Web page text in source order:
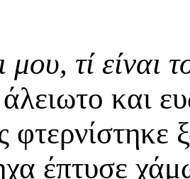
μου, τί είναι
άλειωτο και
φτερνίστηκε
έπτυσε